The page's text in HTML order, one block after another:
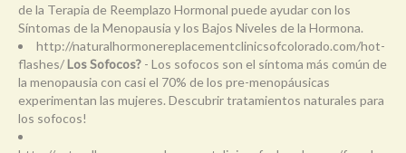
de la Terapia de Reemplazo Hormonal puede ayudar con los
Síntomas de la Menopausia y los Bajos Niveles de la Hormona.
http://naturalhormonereplacementclinicsofcolorado.com/hot-
flashes/Los Sofocos? - Los sofocos son el síntoma más común de
la menopausia con casi el 70% de los pre-menopáusicas
experimentan las mujeres. Descubrir tratamientos naturales para
los sofocos!